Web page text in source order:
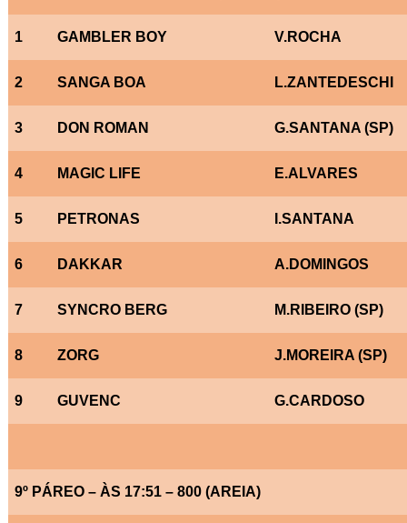
1 GAMBLER BOY V.ROCHA
2 SANGA BOA L.ZANTEDESCHI
3 DON ROMAN G.SANTANA (SP)
4 MAGIC LIFE E.ALVARES
5 PETRONAS I.SANTANA
6 DAKKAR A.DOMINGOS
7 SYNCRO BERG M.RIBEIRO (SP)
8 ZORG J.MOREIRA (SP)
9 GUVENC G.CARDOSO
9º PÁREO – ÀS 17:51 – 800 (AREIA)